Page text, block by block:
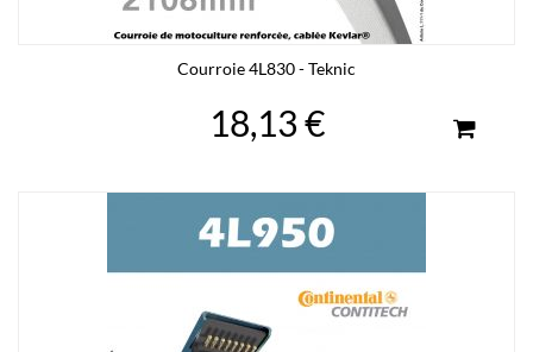
Courroie 4L830 - Teknic
18,13 €